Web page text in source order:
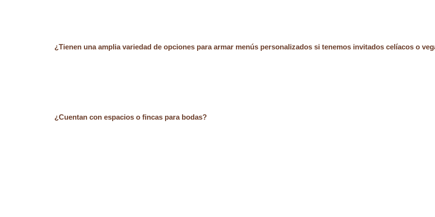
¿Tienen una amplia variedad de opciones para armar menús personalizados si tenemos invitados celíacos o
¿Cuentan con espacios o fincas para bodas?